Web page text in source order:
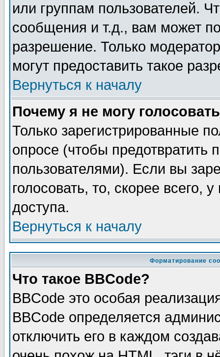
или группам пользователей.
сообщения и т.д., вам может
разрешение. Только
могут предоставить такое
Вернуться к началу
Почему я не могу
Только зарегистрированные
опросе (чтобы предотвратить
пользователями). Если вы
голосовать, то, скорее всего,
доступа.
Вернуться к началу
Форматирование
Что такое BBCode?
BBCode это особая
BBCode определяется
отключить его в каждом